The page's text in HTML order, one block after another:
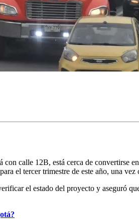
calle 12B, está cerca de convertirse
el tercer trimestre de este año, una
el estado del proyecto y aseguró